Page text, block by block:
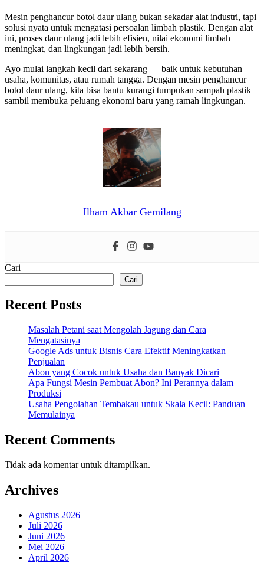
Mesin penghancur botol daur ulang bukan sekadar alat industri, tapi
solusi nyata untuk mengatasi persoalan limbah plastik. Dengan alat
ini, proses daur ulang jadi lebih efisien, nilai ekonomi limbah
meningkat, dan lingkungan jadi lebih bersih.
Ayo mulai langkah kecil dari sekarang — baik untuk kebutuhan
usaha, komunitas, atau rumah tangga. Dengan mesin penghancur
botol daur ulang, kita bisa bantu kurangi tumpukan sampah plastik
sambil membuka peluang ekonomi baru yang ramah lingkungan.
Ilham Akbar Gemilang
Cari
Cari
Recent Posts
Masalah Petani saat Mengolah Jagung dan Cara
Mengatasinya
Google Ads untuk Bisnis Cara Efektif Meningkatkan
Penjualan
Abon yang Cocok untuk Usaha dan Banyak Dicari
Apa Fungsi Mesin Pembuat Abon? Ini Perannya dalam
Produksi
Usaha Pengolahan Tembakau untuk Skala Kecil: Panduan
Memulainya
Recent Comments
Tidak ada komentar untuk ditampilkan.
Archives
Agustus 2026
Juli 2026
Juni 2026
Mei 2026
April 2026